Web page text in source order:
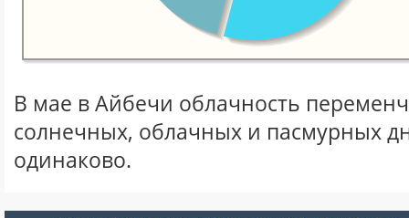
В мае в Айбечи облачность
солнечных, облачных и пасмурных
одинаково.